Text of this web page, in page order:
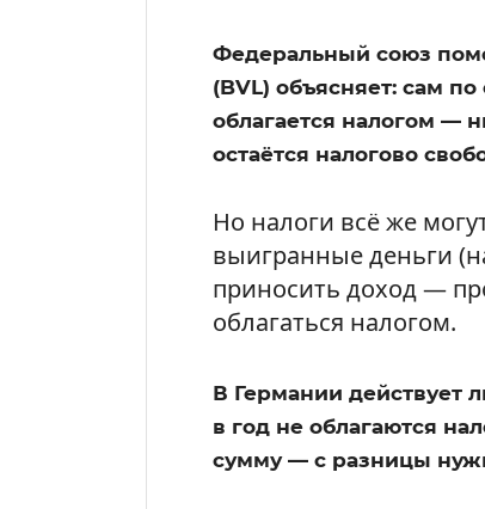
Федеральный союз
(BVL) объясняет: сам
облагается налогом —
остаётся налогово
Но налоги всё же
выигранные деньги
приносить доход —
облагаться налогом.
В Германии действует
в год не облагаются
сумму — с разницы